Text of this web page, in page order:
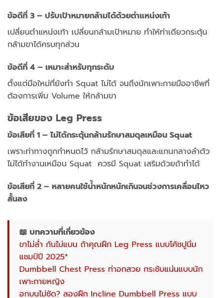
ข้อดีที่ 3 – ปรับเป้าหมายกล้ามได้ด้วยตำแหน่งเท้า
เปลี่ยนตำแหน่งเท้า เปลี่ยนกล้ามเป้าหมาย ทำให้ท่าเดียวกระตุ้น
กล้ามขาได้ครบทุกส่วน
ข้อดีที่ 4 – เหมาะสำหรับทุกระดับ
ตั้งแต่มือใหม่ที่ยังทำ Squat ไม่ได้ จนถึงนักเพาะกายมืออาชีพที่
ต้องการเพิ่ม Volume ให้กล้ามขา
ข้อเสียของ Leg Press
ข้อเสียที่ 1 – ไม่ได้กระตุ้นกล้ามรักษาสมดุลเหมือน Squat
เพราะท่าทางถูกกำหนดไว้ กล้ามรักษาสมดุลและแกนกลางลำตัว
ไม่ได้ทำงานเหมือน Squat ควรมี Squat เสริมด้วยถ้าทำได้
ข้อเสียที่ 2 – หลายคนใช้น้ำหนักหนักเกินจนช่วงการเคลื่อนไหว
สั้นลง
📖 บทความที่เกี่ยวข้อง
ขาไม่ล่ำ ก้นไม่แบน ถ้าคุณฝึก Leg Press แบบโค้ชปูนิ่ม
แชมป์ปี 2025*
Dumbbell Chest Press ท่าอกสวย กระชับแน่นแบบนัก
เพาะกายหญิง
อกบนไม่ชัด? ลองฝึก Incline Dumbbell Press แบบ